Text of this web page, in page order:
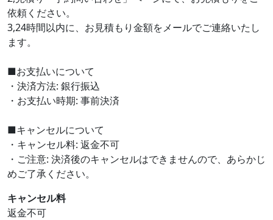
依頼ください。
3,24時間以内に、お見積もり金額をメールでご連絡いたし
ます。
■お支払いについて
・決済方法: 銀行振込
・お支払い時期: 事前決済
■キャンセルについて
・キャンセル料: 返金不可
・ご注意: 決済後のキャンセルはできませんので、あらかじ
めご了承ください。
キャンセル料
返金不可